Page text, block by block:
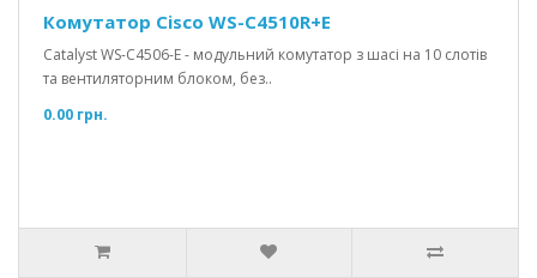
Комутатор Cisco WS-C4510R+E
Catalyst WS-C4506-E - модульний комутатор з шасі на 10 слотів
та вентиляторним блоком, без..
0.00 грн.